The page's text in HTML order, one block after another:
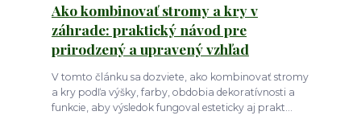
Ako kombinovať stromy a kry v
záhrade: praktický návod pre
prirodzený a upravený vzhľad
V tomto článku sa dozviete, ako kombinovať stromy
a kry podľa výšky, farby, obdobia dekoratívnosti a
funkcie, aby výsledok fungoval esteticky aj prakt...